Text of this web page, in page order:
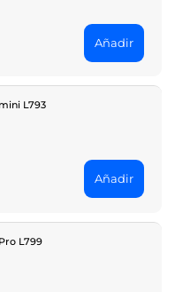
Añadir
L793
Añadir
L799